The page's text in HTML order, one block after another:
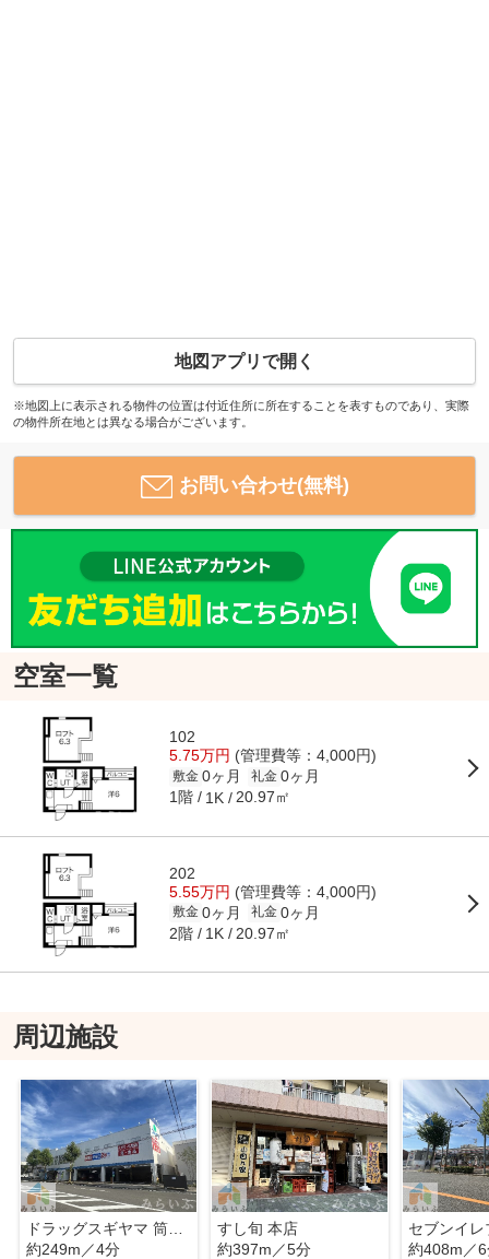
地図アプリで開く
※地図上に表示される物件の位置は付近住所に所在することを表すものであり、実際
の物件所在地とは異なる場合がございます。
お問い合わせ(無料)
空室一覧
102
5.75万円 (管理費等：4,000円)
敷金 0ヶ月 礼金 0ヶ月
1階 1K 20.97㎡
202
5.55万円 (管理費等：4,000円)
敷金 0ヶ月 礼金 0ヶ月
2階 1K 20.97㎡
周辺施設
ドラッグスギヤマ 筒井店
約249m／4分
すし旬 本店
約397m／5分
約408m／